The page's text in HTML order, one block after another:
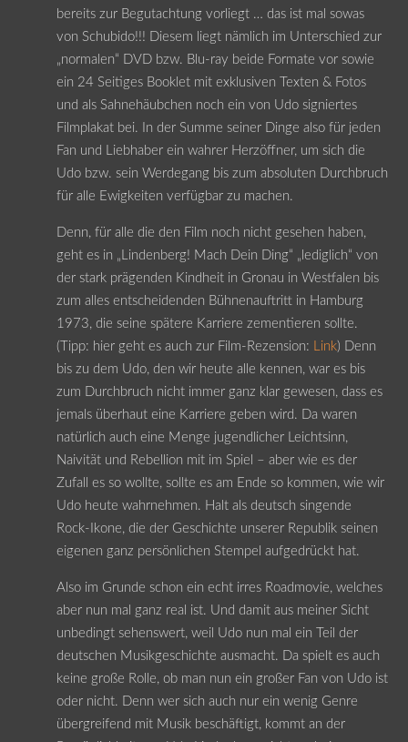
bereits zur Begutachtung vorliegt … das ist mal sowas
von Schubido!!! Diesem liegt nämlich im Unterschied zur
„normalen“ DVD bzw. Blu-ray beide Formate vor sowie
ein 24 Seitiges Booklet mit exklusiven Texten & Fotos
und als Sahnehäubchen noch ein von Udo signiertes
Filmplakat bei. In der Summe seiner Dinge also für jeden
Fan und Liebhaber ein wahrer Herzöffner, um sich die
Udo bzw. sein Werdegang bis zum absoluten Durchbruch
für alle Ewigkeiten verfügbar zu machen.
Denn, für alle die den Film noch nicht gesehen haben,
geht es in „Lindenberg! Mach Dein Ding“ „lediglich“ von
der stark prägenden Kindheit in Gronau in Westfalen bis
zum alles entscheidenden Bühnenauftritt in Hamburg
1973, die seine spätere Karriere zementieren sollte.
(Tipp: hier geht es auch zur Film-Rezension: Link) Denn
bis zu dem Udo, den wir heute alle kennen, war es bis
zum Durchbruch nicht immer ganz klar gewesen, dass es
jemals überhaut eine Karriere geben wird. Da waren
natürlich auch eine Menge jugendlicher Leichtsinn,
Naivität und Rebellion mit im Spiel – aber wie es der
Zufall es so wollte, sollte es am Ende so kommen, wie wir
Udo heute wahrnehmen. Halt als deutsch singende
Rock-Ikone, die der Geschichte unserer Republik seinen
eigenen ganz persönlichen Stempel aufgedrückt hat.
Also im Grunde schon ein echt irres Roadmovie, welches
aber nun mal ganz real ist. Und damit aus meiner Sicht
unbedingt sehenswert, weil Udo nun mal ein Teil der
deutschen Musikgeschichte ausmacht. Da spielt es auch
keine große Rolle, ob man nun ein großer Fan von Udo ist
oder nicht. Denn wer sich auch nur ein wenig Genre
übergreifend mit Musik beschäftigt, kommt an der